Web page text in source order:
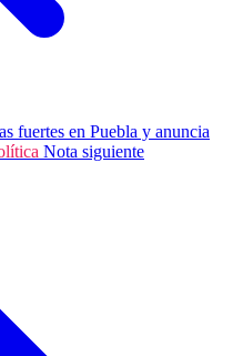
fuertes en Puebla y anuncia
Nota siguiente